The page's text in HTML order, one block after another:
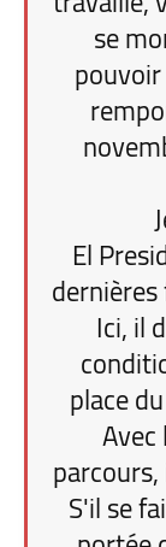
se
El
Ici, il
place
S'il se